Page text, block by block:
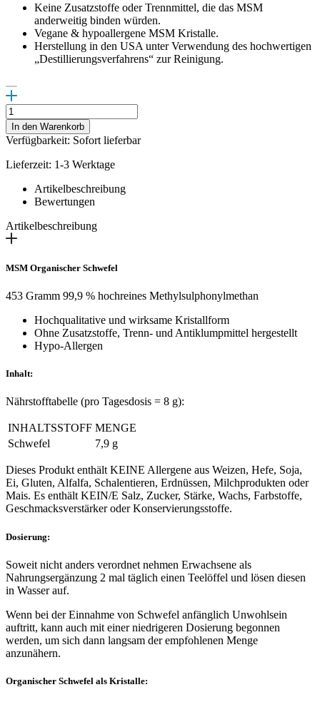
Keine Zusatzstoffe oder Trennmittel, die das MSM
anderweitig binden würden.
Vegane & hypoallergene MSM Kristalle.
Herstellung in den USA unter Verwendung des hochwertigen
„Destillierungsverfahrens“ zur Reinigung.
Empfehlungen
zum
Aufbau
der
Darmflora
In den Warenkorb
Verfügbarkeit: Sofort lieferbar
Lieferzeit: 1-3 Werktage
Artikelbeschreibung
Bewertungen
Artikelbeschreibung
MSM Organischer Schwefel
453 Gramm 99,9 % hochreines Methylsulphonylmethan
Hochqualitative und wirksame Kristallform
Ohne Zusatzstoffe, Trenn- und Antiklumpmittel hergestellt
Hypo-Allergen
Inhalt:
Nährstofftabelle (pro Tagesdosis = 8 g):
INHALTSSTOFF MENGE
Schwefel
7,9 g
Dieses Produkt enthält KEINE Allergene aus Weizen, Hefe, Soja,
Ei, Gluten, Alfalfa, Schalentieren, Erdnüssen, Milchprodukten oder
Mais. Es enthält KEIN/E Salz, Zucker, Stärke, Wachs, Farbstoffe,
Geschmacksverstärker oder Konservierungsstoffe.
Dosierung:
Soweit nicht anders verordnet nehmen Erwachsene als
Nahrungsergänzung 2 mal täglich einen Teelöffel und lösen diesen
in Wasser auf.
Wenn bei der Einnahme von Schwefel anfänglich Unwohlsein
auftritt, kann auch mit einer niedrigeren Dosierung begonnen
werden, um sich dann langsam der empfohlenen Menge
anzunähern.
Organischer Schwefel als Kristalle: